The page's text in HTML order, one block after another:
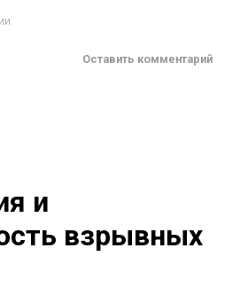
Оставить комментарий
и
взрывных